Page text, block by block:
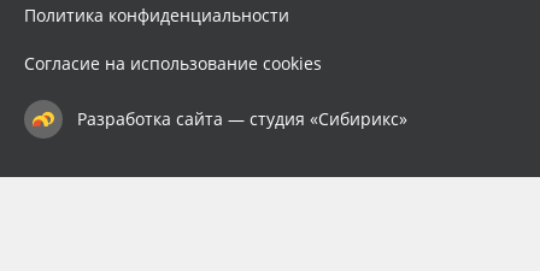
Политика конфиденциальности
Согласие на использование cookies
Разработка сайта — студия «Сибирикс»